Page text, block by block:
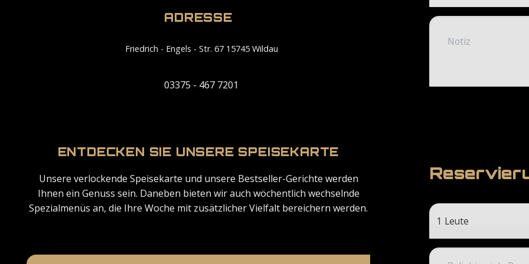
ADRESSE
Friedrich - Engels - Str. 67 15745 Wildau
03375 - 467 7201
ENTDECKEN SIE UNSERE SPEISEKARTE
Unsere verlockende Speisekarte und unsere Bestseller-Gerichte werden
Ihnen ein Genuss sein. Daneben bieten wir auch wöchentlich wechselnde
Spezialmenüs an, die Ihre Woche mit zusätzlicher Vielfalt bereichern werden.